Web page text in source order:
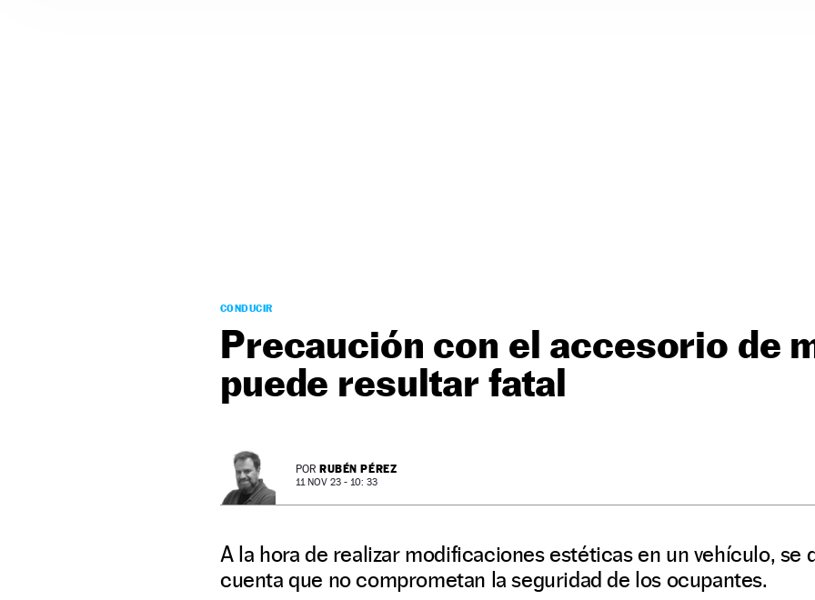
CONDUCIR
Precaución con el accesorio de
puede resultar fatal
POR RUBÉN PÉREZ
11 NOV 23 - 10: 33
A la hora de realizar modificaciones estéticas en un vehículo, se
cuenta que no comprometan la seguridad de los ocupantes.